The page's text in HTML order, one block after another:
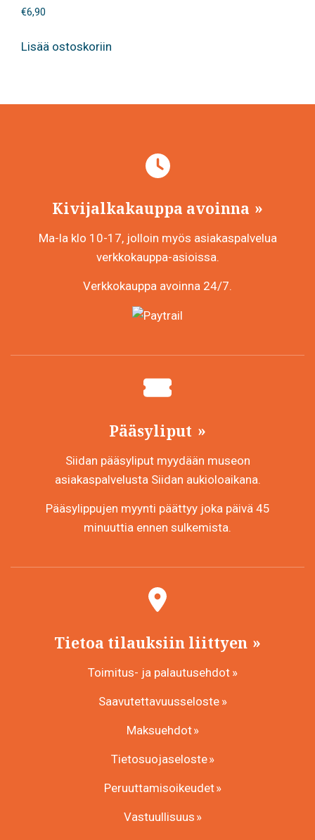
€6,90
Lisää ostoskoriin
Kivijalkakauppa avoinna
Ma-la klo 10-17, jolloin myös asiakaspalvelua
verkkokauppa-asioissa.
Verkkokauppa avoinna 24/7.
Pääsyliput
Siidan pääsyliput myydään museon
asiakaspalvelusta Siidan aukioloaikana.
Pääsylippujen myynti päättyy joka päivä 45
minuuttia ennen sulkemista.
Tietoa tilauksiin liittyen
Toimitus- ja palautusehdot
Saavutettavuusseloste
Maksuehdot
Tietosuojaseloste
Peruuttamisoikeudet
Vastuullisuus